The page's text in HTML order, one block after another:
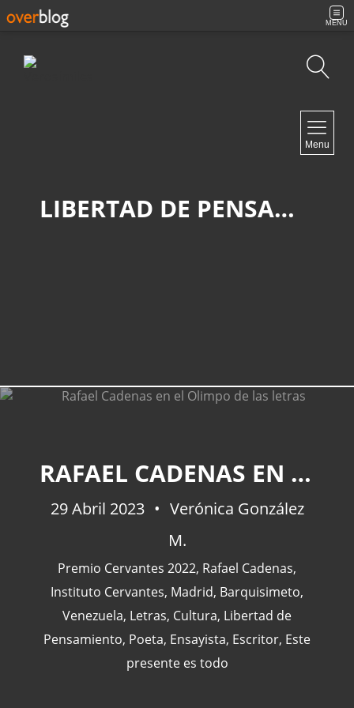
MENU
Menu
LIBERTAD DE PENSAMIENTO
RAFAEL CADENAS EN EL OLIMPO DE LAS LETRAS
29 Abril 2023
Verónica González
M.
Premio Cervantes 2022, Rafael Cadenas,
Instituto Cervantes, Madrid, Barquisimeto,
Venezuela, Letras, Cultura, Libertad de
Pensamiento, Poeta, Ensayista, Escritor, Este
presente es todo
CATEGORÍAS
Actualidad (227)
(77)
Barcelona(47)
Europa(47)
Venezuela(43)